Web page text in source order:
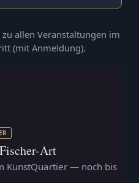
allen Veranstaltungen im
(mit Anmeldung).
Art
KunstQuartier — noch bis